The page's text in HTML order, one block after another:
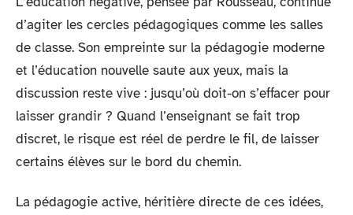
d’agiter les cercles pédagogiques comme les salles
de classe. Son empreinte sur la pédagogie moderne
et l’éducation nouvelle saute aux yeux, mais la
discussion reste vive : jusqu’où doit-on s’effacer pour
laisser grandir ? Quand l’enseignant se fait trop
discret, le risque est réel de perdre le fil, de laisser
certains élèves sur le bord du chemin.
La pédagogie active, héritière directe de ces idées,